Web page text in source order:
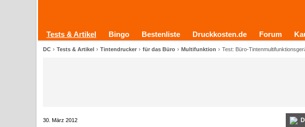
Tests & Artikel Bingo Bestenliste Druckkosten.de Forum
DC Tests & Artikel Tintendrucker für das Büro Multifunktion Test: Büro-
30. März 2012